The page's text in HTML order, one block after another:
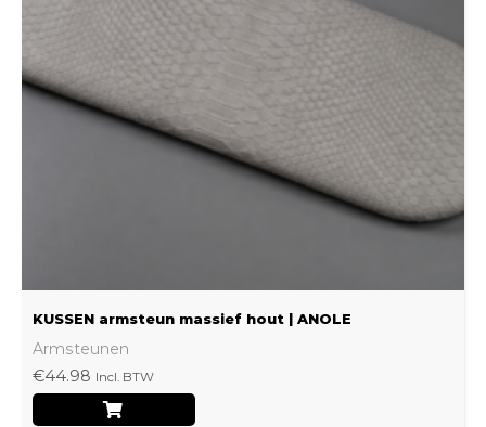
KUSSEN armsteun massief hout | ANOLE
Armsteunen
€44.98 Incl. BTW
gekozen
worden